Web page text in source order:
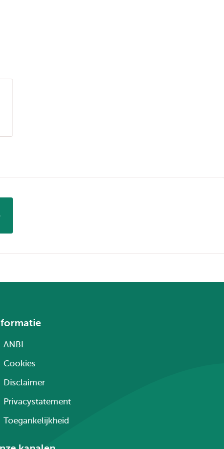
ANBI
Cookies
Disclaimer
Privacystatement
Toegankelijkheid